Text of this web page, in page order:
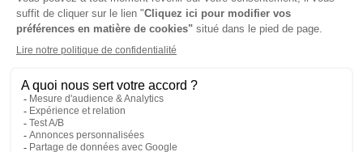
Vous êtes professionnel et
souhaitez des informations sur
nos offres :
Pour obtenir des informations et un devis, contactez-
nous par email :servicedevis@viapresse.com